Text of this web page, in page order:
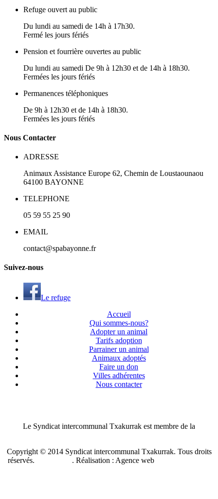
Refuge ouvert au public
Du lundi au samedi de 14h à 17h30.
Fermé les jours fériés
Pension et fourrière ouvertes au public
Du lundi au samedi De 9h à 12h30 et de 14h à 18h30.
Fermées les jours fériés
Permanences téléphoniques
De 9h à 12h30 et de 14h à 18h30.
Fermées les jours fériés
Nous Contacter
ADRESSE
Animaux Assistance Europe 62, Chemin de Loustaounaou
64100 BAYONNE
TELEPHONE
05 59 55 25 90
EMAIL
contact@spabayonne.fr
Suivez-nous
Le refuge
Accueil
Qui sommes-nous?
Adopter un animal
Tarifs adoption
Parrainer un animal
Animaux adoptés
Faire un don
Villes adhérentes
Nous contacter
Le Syndicat intercommunal Txakurrak est membre de la
Copyright © 2014 Syndicat intercommunal Txakurrak. Tous droits
réservés.
. Réalisation : Agence web